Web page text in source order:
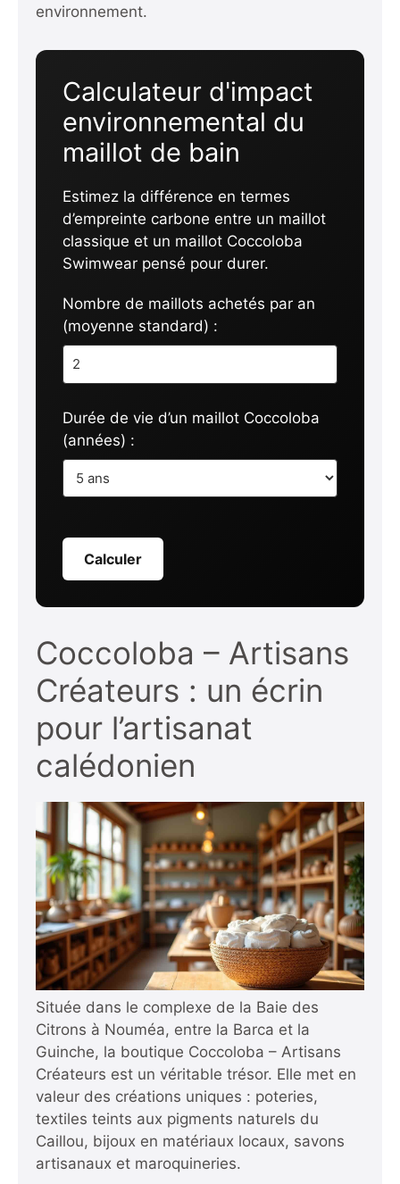
environnement.
Calculateur d'impact
environnemental du
maillot de bain
Estimez la différence en termes
d’empreinte carbone entre un maillot
classique et un maillot Coccoloba
Swimwear pensé pour durer.
Nombre de maillots achetés par an
(moyenne standard) :
Durée de vie d’un maillot Coccoloba
(années) :
Calculer
Coccoloba – Artisans
Créateurs : un écrin
pour l’artisanat
calédonien
Située dans le complexe de la Baie des
Citrons à Nouméa, entre la Barca et la
Guinche, la boutique Coccoloba – Artisans
Créateurs est un véritable trésor. Elle met en
valeur des créations uniques : poteries,
textiles teints aux pigments naturels du
Caillou, bijoux en matériaux locaux, savons
artisanaux et maroquineries.